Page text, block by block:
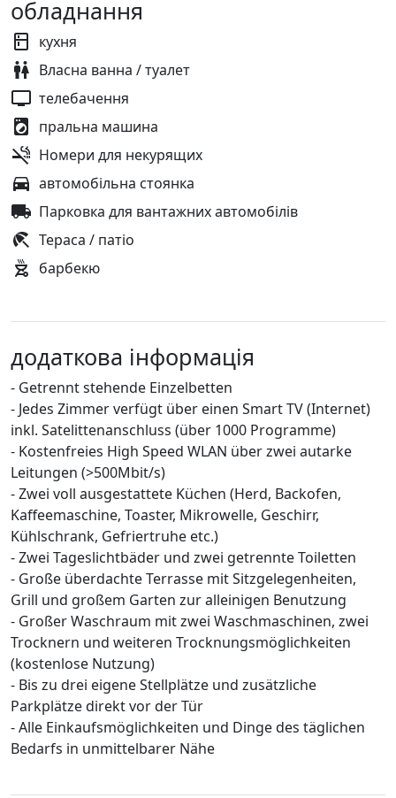
обладнання
кухня
Власна ванна / туалет
телебачення
пральна машина
Номери для некурящих
автомобільна стоянка
Парковка для вантажних автомобілів
Тераса / патіо
барбекю
додаткова інформація
- Getrennt stehende Einzelbetten
- Jedes Zimmer verfügt über einen Smart TV (Internet)
inkl. Satelittenanschluss (über 1000 Programme)
- Kostenfreies High Speed WLAN über zwei autarke
Leitungen (>500Mbit/s)
- Zwei voll ausgestattete Küchen (Herd, Backofen,
Kaffeemaschine, Toaster, Mikrowelle, Geschirr,
Kühlschrank, Gefriertruhe etc.)
- Zwei Tageslichtbäder und zwei getrennte Toiletten
- Große überdachte Terrasse mit Sitzgelegenheiten,
Grill und großem Garten zur alleinigen Benutzung
- Großer Waschraum mit zwei Waschmaschinen, zwei
Trocknern und weiteren Trocknungsmöglichkeiten
(kostenlose Nutzung)
- Bis zu drei eigene Stellplätze und zusätzliche
Parkplätze direkt vor der Tür
- Alle Einkaufsmöglichkeiten und Dinge des täglichen
Bedarfs in unmittelbarer Nähe